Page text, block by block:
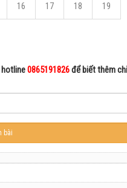
16 17 18 19
hotline0865191826để biết thêm chi